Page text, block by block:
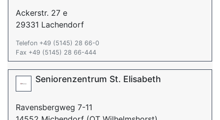
Ackerstr. 27 e
29331 Lachendorf
Telefon +49 (5145) 28 66-0
Fax +49 (5145) 28 66-444
Seniorenzentrum St. Elisabeth
Ravensbergweg 7-11